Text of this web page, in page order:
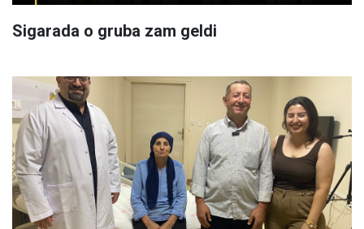
Sigarada o gruba zam geldi